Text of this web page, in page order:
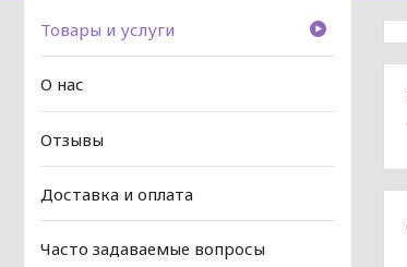
Товары и услуги
О нас
Отзывы
Доставка и оплата
Часто задаваемые вопросы